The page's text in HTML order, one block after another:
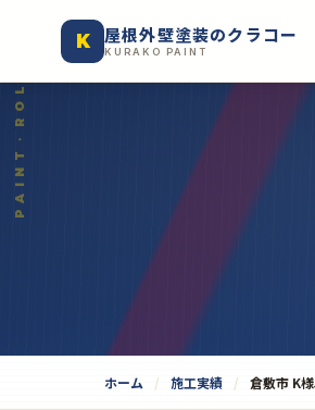
K 屋根外壁塗装のクラコー
KURAKO PAINT
ホーム 施工実績 倉敷市 K